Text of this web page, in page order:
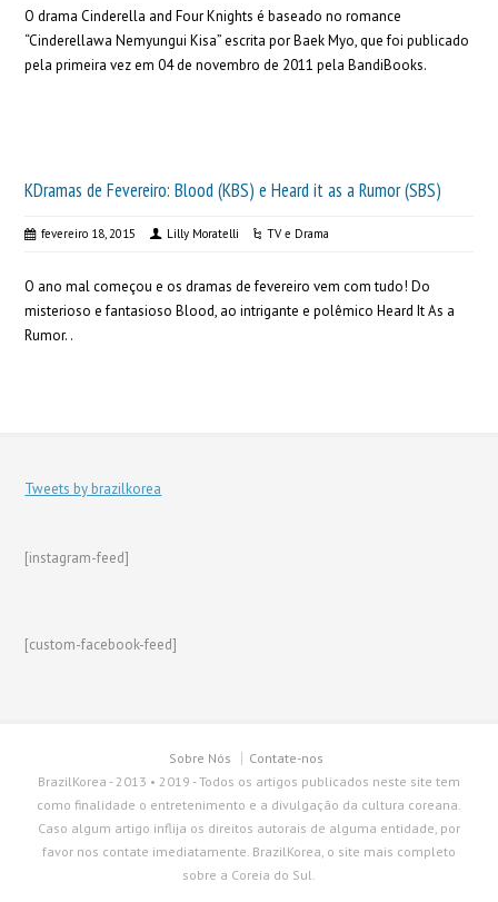
O drama Cinderella and Four Knights é baseado no romance
“Cinderellawa Nemyungui Kisa” escrita por Baek Myo, que foi publicado
pela primeira vez em 04 de novembro de 2011 pela BandiBooks.
KDramas de Fevereiro: Blood (KBS) e Heard it as a Rumor (SBS)
fevereiro 18, 2015 Lilly Moratelli TV e Drama
O ano mal começou e os dramas de fevereiro vem com tudo! Do
misterioso e fantasioso Blood, ao intrigante e polêmico Heard It As a
Rumor. .
Tweets by brazilkorea
[instagram-feed]
[custom-facebook-feed]
Sobre Nós
Contate-nos
BrazilKorea - 2013 • 2019 - Todos os artigos publicados neste site tem
como finalidade o entretenimento e a divulgação da cultura coreana.
Caso algum artigo inflija os direitos autorais de alguma entidade, por
favor nos contate imediatamente. BrazilKorea, o site mais completo
sobre a Coreia do Sul.